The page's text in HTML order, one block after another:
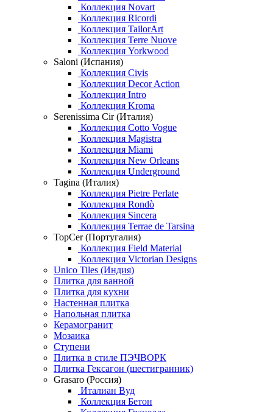
Коллекция Novart
Коллекция Ricordi
Коллекция TailorArt
Коллекция Terre Nuove
Коллекция Yorkwood
Saloni (Испания)
Коллекция Civis
Коллекция Decor Action
Коллекция Intro
Коллекция Kroma
Serenissima Cir (Италия)
Коллекция Cotto Vogue
Коллекция Magistra
Коллекция Miami
Коллекция New Orleans
Коллекция Underground
Tagina (Италия)
Коллекция Pietre Perlate
Коллекция Rondò
Коллекция Sincera
Коллекция Terrae de Tarsina
TopCer (Португалия)
Коллекция Field Material
Коллекция Victorian Designs
Unico Tiles (Индия)
Плитка для ванной
Плитка для кухни
Настенная плитка
Напольная плитка
Керамогранит
Мозаика
Ступени
Плитка в стиле ПЭЧВОРК
Плитка Гексагон (шестигранник)
Grasaro (Россия)
Италиан Вуд
Коллекция Бетон